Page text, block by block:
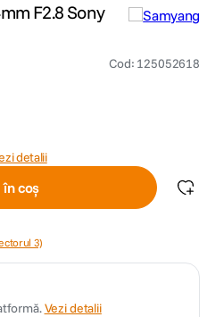
F2.8 Sony
Cod: 125052618
detalii
în coș
3)
Vezi detalii